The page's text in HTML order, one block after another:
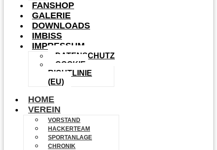
FANSHOP
GALERIE
DOWNLOADS
IMBISS
IMPRESSUM
DATENSCHUTZ
COOKIE-
RICHTLINIE
(EU)
HOME
VEREIN
VORSTAND
HACKERTEAM
SPORTANLAGE
CHRONIK